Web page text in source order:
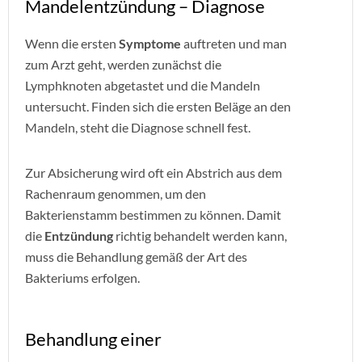
Mandelentzündung – Diagnose
Wenn die ersten Symptome auftreten und man
zum Arzt geht, werden zunächst die
Lymphknoten abgetastet und die Mandeln
untersucht. Finden sich die ersten Beläge an den
Mandeln, steht die Diagnose schnell fest.
Zur Absicherung wird oft ein Abstrich aus dem
Rachenraum genommen, um den
Bakterienstamm bestimmen zu können. Damit
die Entzündung richtig behandelt werden kann,
muss die Behandlung gemäß der Art des
Bakteriums erfolgen.
Behandlung einer